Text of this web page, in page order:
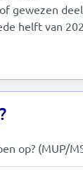
gewezen
helft van
op? (MUP/